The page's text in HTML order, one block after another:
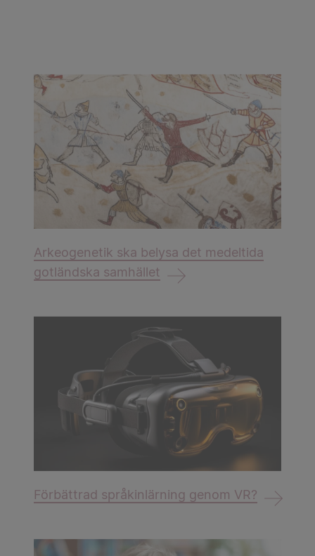
Arkeogenetik ska belysa det medeltida
gotländska samhället
Förbättrad språkinlärning genom VR?